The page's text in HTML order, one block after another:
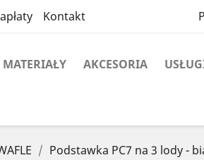
Kontakt
MATERIAŁY AKCESORIA
Podstawka PC7 na 3 lody -